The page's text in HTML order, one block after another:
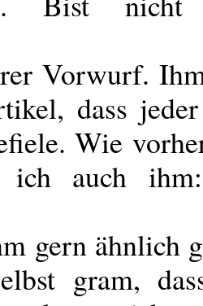
Vorwurf.
dass
Wie
ich auch
gern ähnlich
gram,